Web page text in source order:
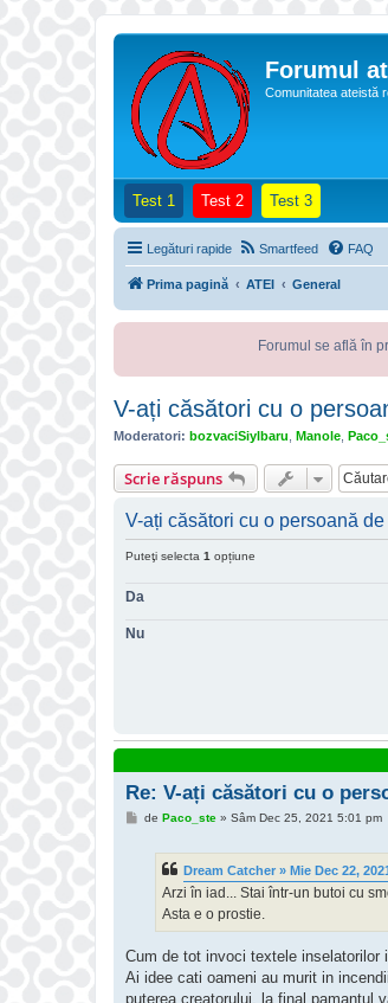
Forumul
Comunitatea ateistă
Test 1 (Opens a new tab)
Test 2(Opens a new tab)
Test 3(Opens a
Legături rapide Smartfeed FAQ
Prima pagină ATEI General
Forumul se află în probe. Vă
V-ați căsători cu o
Moderatori: bozvaciSiylbaru Manole
Scrie răspuns
V-ați căsători cu o persoană
Puteţi selecta 1 opțiune
Da
Nu
Re: V-ați căsători cu o
Mde Paco_ste» Sâm Dec 25, 2021 5:01 pm
Dream Catcher » Mie Dec 22,
Arzi în iad... Stai într-un butoi cu
Asta e o prostie.
Cum de tot invoci textele inselatorilor
Ai idee cati oameni au murit in
puterea creatorului, la final pamantul